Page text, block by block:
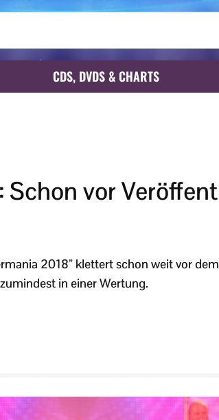
CDS, DVDS & CHARTS
Schon vor
2018” klettert schon weit vor dem
in einer Wertung.